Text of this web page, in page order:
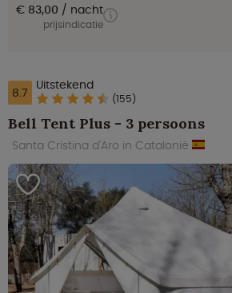
€ 83,00 nacht
prijsindicatie
8.7 Uitstekend
(155)
Bell Tent Plus - 3 persoons
Santa Cristina d'Aro in Catalonië